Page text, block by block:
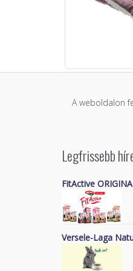
A weboldalon
Legfrissebb
FitActive
Versele-Laga